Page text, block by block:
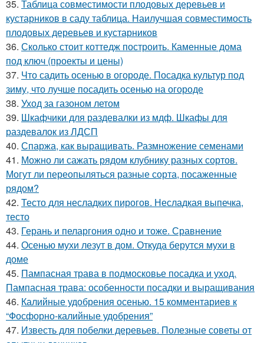
35. Таблица совместимости плодовых деревьев и
кустарников в саду таблица. Наилучшая совместимость
плодовых деревьев и кустарников
36. Сколько стоит коттедж построить. Каменные дома
под ключ (проекты и цены)
37. Что садить осенью в огороде. Посадка культур под
зиму, что лучше посадить осенью на огороде
38. Уход за газоном летом
39. Шкафчики для раздевалки из мдф. Шкафы для
раздевалок из ЛДСП
40. Спаржа, как выращивать. Размножение семенами
41. Можно ли сажать рядом клубнику разных сортов.
Могут ли переопыляться разные сорта, посаженные
рядом?
42. Тесто для несладких пирогов. Несладкая выпечка,
тесто
43. Герань и пеларгония одно и тоже. Сравнение
44. Осенью мухи лезут в дом. Откуда берутся мухи в
доме
45. Пампасная трава в подмосковье посадка и уход.
Пампасная трава: особенности посадки и выращивания
46. Калийные удобрения осенью. 15 комментариев к
“Фосфорно-калийные удобрения”
47. Известь для побелки деревьев. Полезные советы от